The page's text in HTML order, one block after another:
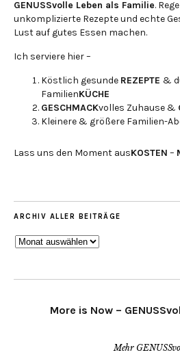
GENUSSvolle Leben als Familie.
unkomplizierte Rezepte und echte
Lust auf gutes Essen machen.
Ich serviere hier –
Köstlich gesunde REZEPTE &
FamilienKÜCHE
GESCHMACKvolles Zuhause &
Kleinere & größere Familien-
Lass uns den Moment ausKOSTEN –
ARCHIV ALLER BEITRÄGE
ARCHIV
More is Now –
Mehr